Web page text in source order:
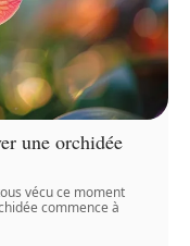
une orchidée
vécu ce moment
commence à